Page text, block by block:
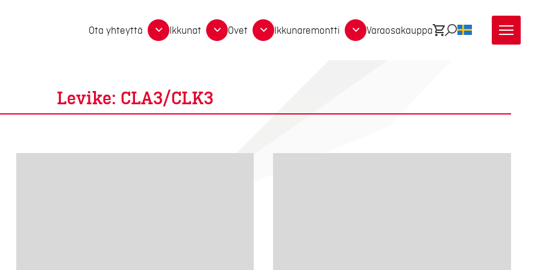
Ota yhteyttä Ikkunat Ovet Ikkunaremontti Varaosakauppa
Ostoskori
EtsiSV
Levike: CLA3/CLK3